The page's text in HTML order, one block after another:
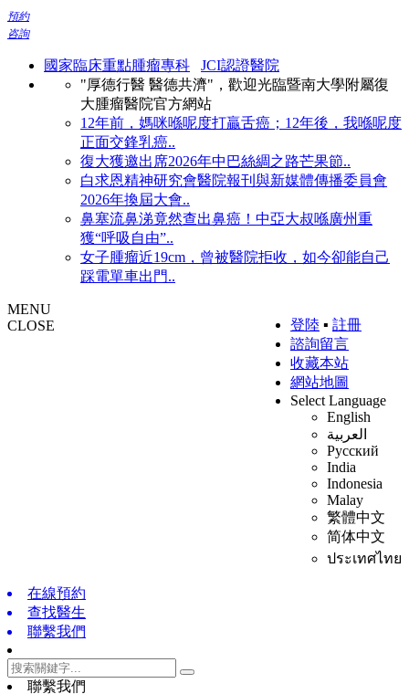
預約
咨詢
國家臨床重點腫瘤專科
JCI認證醫院
"厚德行醫 醫德共濟"，歡迎光臨暨南大學附屬復
大腫瘤醫院官方網站
12年前，媽咪喺呢度打贏舌癌；12年後，我喺呢度
正面交鋒乳癌..
復大獲邀出席2026年中巴絲綢之路芒果節..
白求恩精神研究會醫院報刊與新媒體傳播委員會
2026年換屆大會..
鼻塞流鼻涕竟然查出鼻癌！中亞大叔喺廣州重
獲“呼吸自由”..
女子腫瘤近19cm，曾被醫院拒收，如今卻能自己
踩電單車出門..
登陸 ▪ 註冊
諮詢留言
收藏本站
網站地圖
Select Language
English
العربية
Русский
India
Indonesia
Malay
繁體中文
简体中文
ประเทศไทย
MENU
CLOSE
在線預約
查找醫生
聯繫我們
聯繫我們